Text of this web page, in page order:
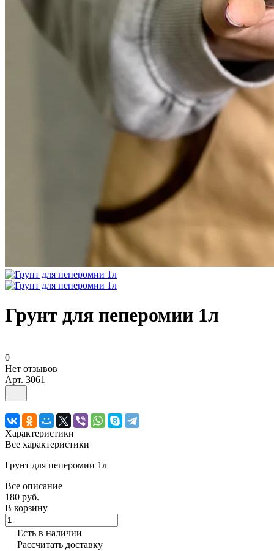
Грунт для пеперомии 1л
0
Нет отзывов
Арт. 3061
Характеристики
Все характеристики
Грунт для пеперомии 1л
Все описание
180 руб.
В корзину
Есть в наличии
Рассчитать доставку